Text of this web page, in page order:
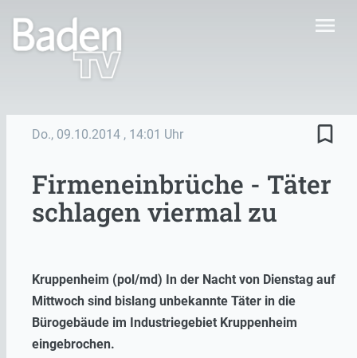
menu
Do., 09.10.2014 , 14:01 Uhr bookmark_border
Firmeneinbrüche - Täter
schlagen viermal zu
Kruppenheim (pol/md) In der Nacht von Dienstag auf
Mittwoch sind bislang unbekannte Täter in die
Bürogebäude im Industriegebiet Kruppenheim
eingebrochen.